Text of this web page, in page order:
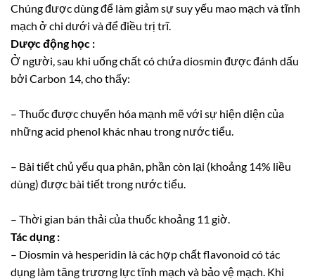
Chúng được dùng để làm giảm sự suy yếu mao mạch và tĩnh
mạch ở chi dưới và để điều trị trĩ.
Dược động học :
Ở người, sau khi uống chất có chứa diosmin được đánh dấu
bởi Carbon 14, cho thấy:
– Thuốc được chuyển hóa mạnh mẽ với sự hiện diện của
những acid phenol khác nhau trong nước tiểu.
– Bài tiết chủ yếu qua phân, phần còn lại (khoảng 14% liều
dùng) được bài tiết trong nước tiểu.
– Thời gian bán thải của thuốc khoảng 11 giờ.
Tác dụng :
– Diosmin và hesperidin là các hợp chất flavonoid có tác
dụng làm tăng trương lực tĩnh mạch và bảo vệ mạch. Khi